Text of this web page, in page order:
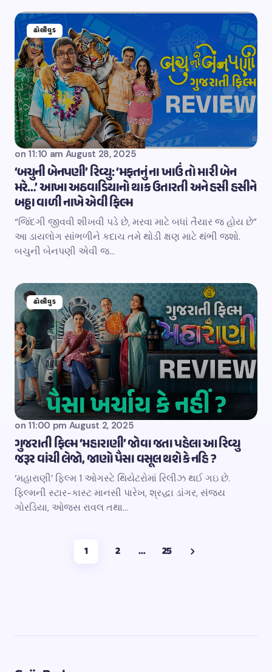
ઢોલીવુડ
on 11:10 am August 28, 2025
‘બચુની બેનપણી’ રિવ્યુ: ‘મફતનું ના ખાઉં તો મારી બેન
મરે…’ આખા અઠવાડિયાનો થાક ઉતારતી અને હસી હસીને
બઠ્ઠા વાળી નાખે એવી ફિલ્મ
“જિંદગી જીવવી શીખવી પડે છે, મરવા માટે બધાં તૈયાર જ હોય છે”
આ ડાયલોગ સાંભળીને કદાચ તમે થોડી ક્ષણ માટે થંભી જશો.
બચુની બેનપણી એવી જ…
ઢોલીવુડ
on 11:00 pm August 2, 2025
ગુજરાતી ફિલ્મ ‘મહારાણી’ જોવા જતા પહેલા આ રિવ્યુ
જરૂર વાંચી લેજો, જાણો પૈસા વસૂલ થશે કે નહિ ?
‘મહારાણી’ ફિલ્મ 1 ઓગસ્ટે થિયેટરોમાં રિલીઝ થઈ ગઇ છે.
ફિલ્મની સ્ટાર-કાસ્ટ માનસી પારેખ, શ્રદ્ધા ડાંગર, સંજય
ગોરડિયા, ઓજસ રાવલ તથા…
1 2 … 25